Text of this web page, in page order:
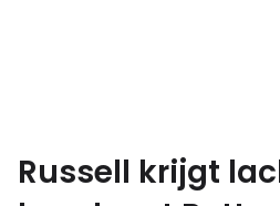
Russell krijgt